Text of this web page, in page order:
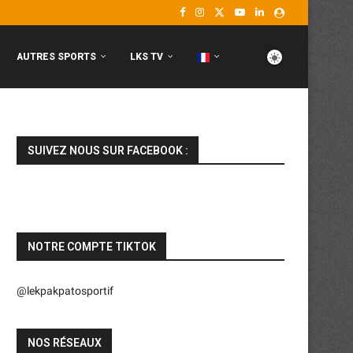
AUTRES SPORTS LKS TV
SUIVEZ NOUS SUR FACEBOOK :
NOTRE COMPTE TIKTOK
@lekpakpatosportif
NOS RÉSEAUX